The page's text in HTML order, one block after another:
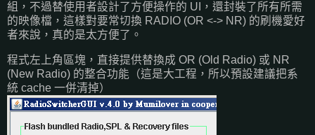
組，不過替使用者設計了方便操作的 UI，還封裝了所有所需
的映像檔，這樣對要常切換 RADIO (OR <-> NR) 的刷機愛好
者來說，真的是太方便了。
程式左上角區塊，直接提供替換成 OR (Old Radio) 或 NR
(New Radio) 的整合功能（這是大工程，所以預設建議把系
統 cache 一併清掉）